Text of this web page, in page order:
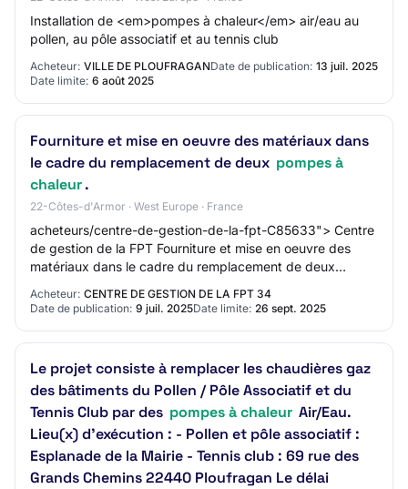
Installation de <em>pompes à chaleur</em> air/eau au
pollen, au pôle associatif et au tennis club
Acheteur: VILLE DE PLOUFRAGANDate de publication: 13 juil. 2025
Date limite: 6 août 2025
Fourniture et mise en oeuvre des matériaux dans
le cadre du remplacement de deux pompes à
chaleur.
22-Côtes-d'Armor · West Europe · France
acheteurs/centre-de-gestion-de-la-fpt-C85633"> Centre
de gestion de la FPT Fourniture et mise en oeuvre des
matériaux dans le cadre du remplacement de deux
Acheteur: CENTRE DE GESTION DE LA FPT 34
Date de publication: 9 juil. 2025Date limite: 26 sept. 2025
Le projet consiste à remplacer les chaudières gaz
des bâtiments du Pollen / Pôle Associatif et du
Tennis Club par des pompes à chaleur Air/Eau.
Lieu(x) d'exécution : - Pollen et pôle associatif :
Esplanade de la Mairie - Tennis club : 69 rue des
Grands Chemins 22440 Ploufragan Le délai